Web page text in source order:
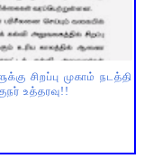
சிறப்பு முகாம் நடத்தி
உத்தரவு!!